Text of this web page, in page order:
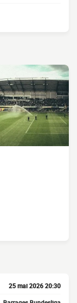
25 mai 2026 20:30